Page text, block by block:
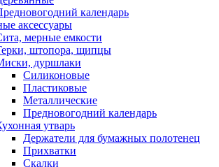
календарь
аксессуары
мерные емкости
штопора, щипцы
дуршлаки
Силиконовые
Пластиковые
Металлические
Предновогодний календарь
утварь
Держатели для бумажных полотенец
Прихватки
Скалки